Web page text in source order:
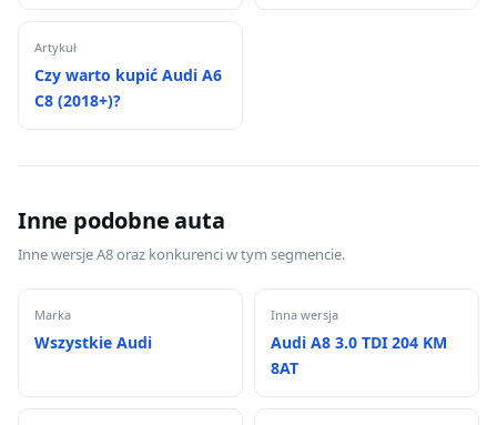
Artykuł
Czy warto kupić Audi A6
C8 (2018+)?
Inne podobne auta
Inne wersje A8 oraz konkurenci w tym segmencie.
Marka
Wszystkie Audi
Inna wersja
Audi A8 3.0 TDI 204 KM
8AT